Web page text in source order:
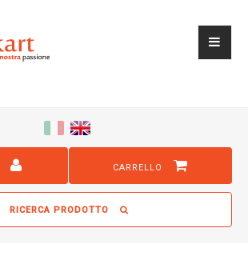
CARRELLO
RICERCA PRODOTTO